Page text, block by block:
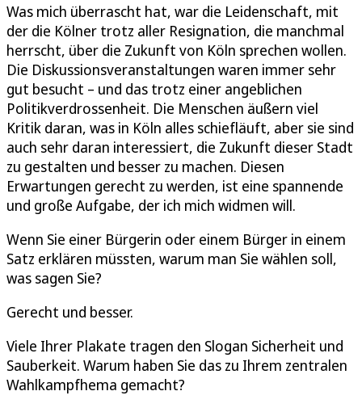
Was mich überrascht hat, war die Leidenschaft, mit
der die Kölner trotz aller Resignation, die manchmal
herrscht, über die Zukunft von Köln sprechen wollen.
Die Diskussionsveranstaltungen waren immer sehr
gut besucht – und das trotz einer angeblichen
Politikverdrossenheit. Die Menschen äußern viel
Kritik daran, was in Köln alles schiefläuft, aber sie sind
auch sehr daran interessiert, die Zukunft dieser Stadt
zu gestalten und besser zu machen. Diesen
Erwartungen gerecht zu werden, ist eine spannende
und große Aufgabe, der ich mich widmen will.
Wenn Sie einer Bürgerin oder einem Bürger in einem
Satz erklären müssten, warum man Sie wählen soll,
was sagen Sie?
Gerecht und besser.
Viele Ihrer Plakate tragen den Slogan Sicherheit und
Sauberkeit. Warum haben Sie das zu Ihrem zentralen
Wahlkampfhema gemacht?